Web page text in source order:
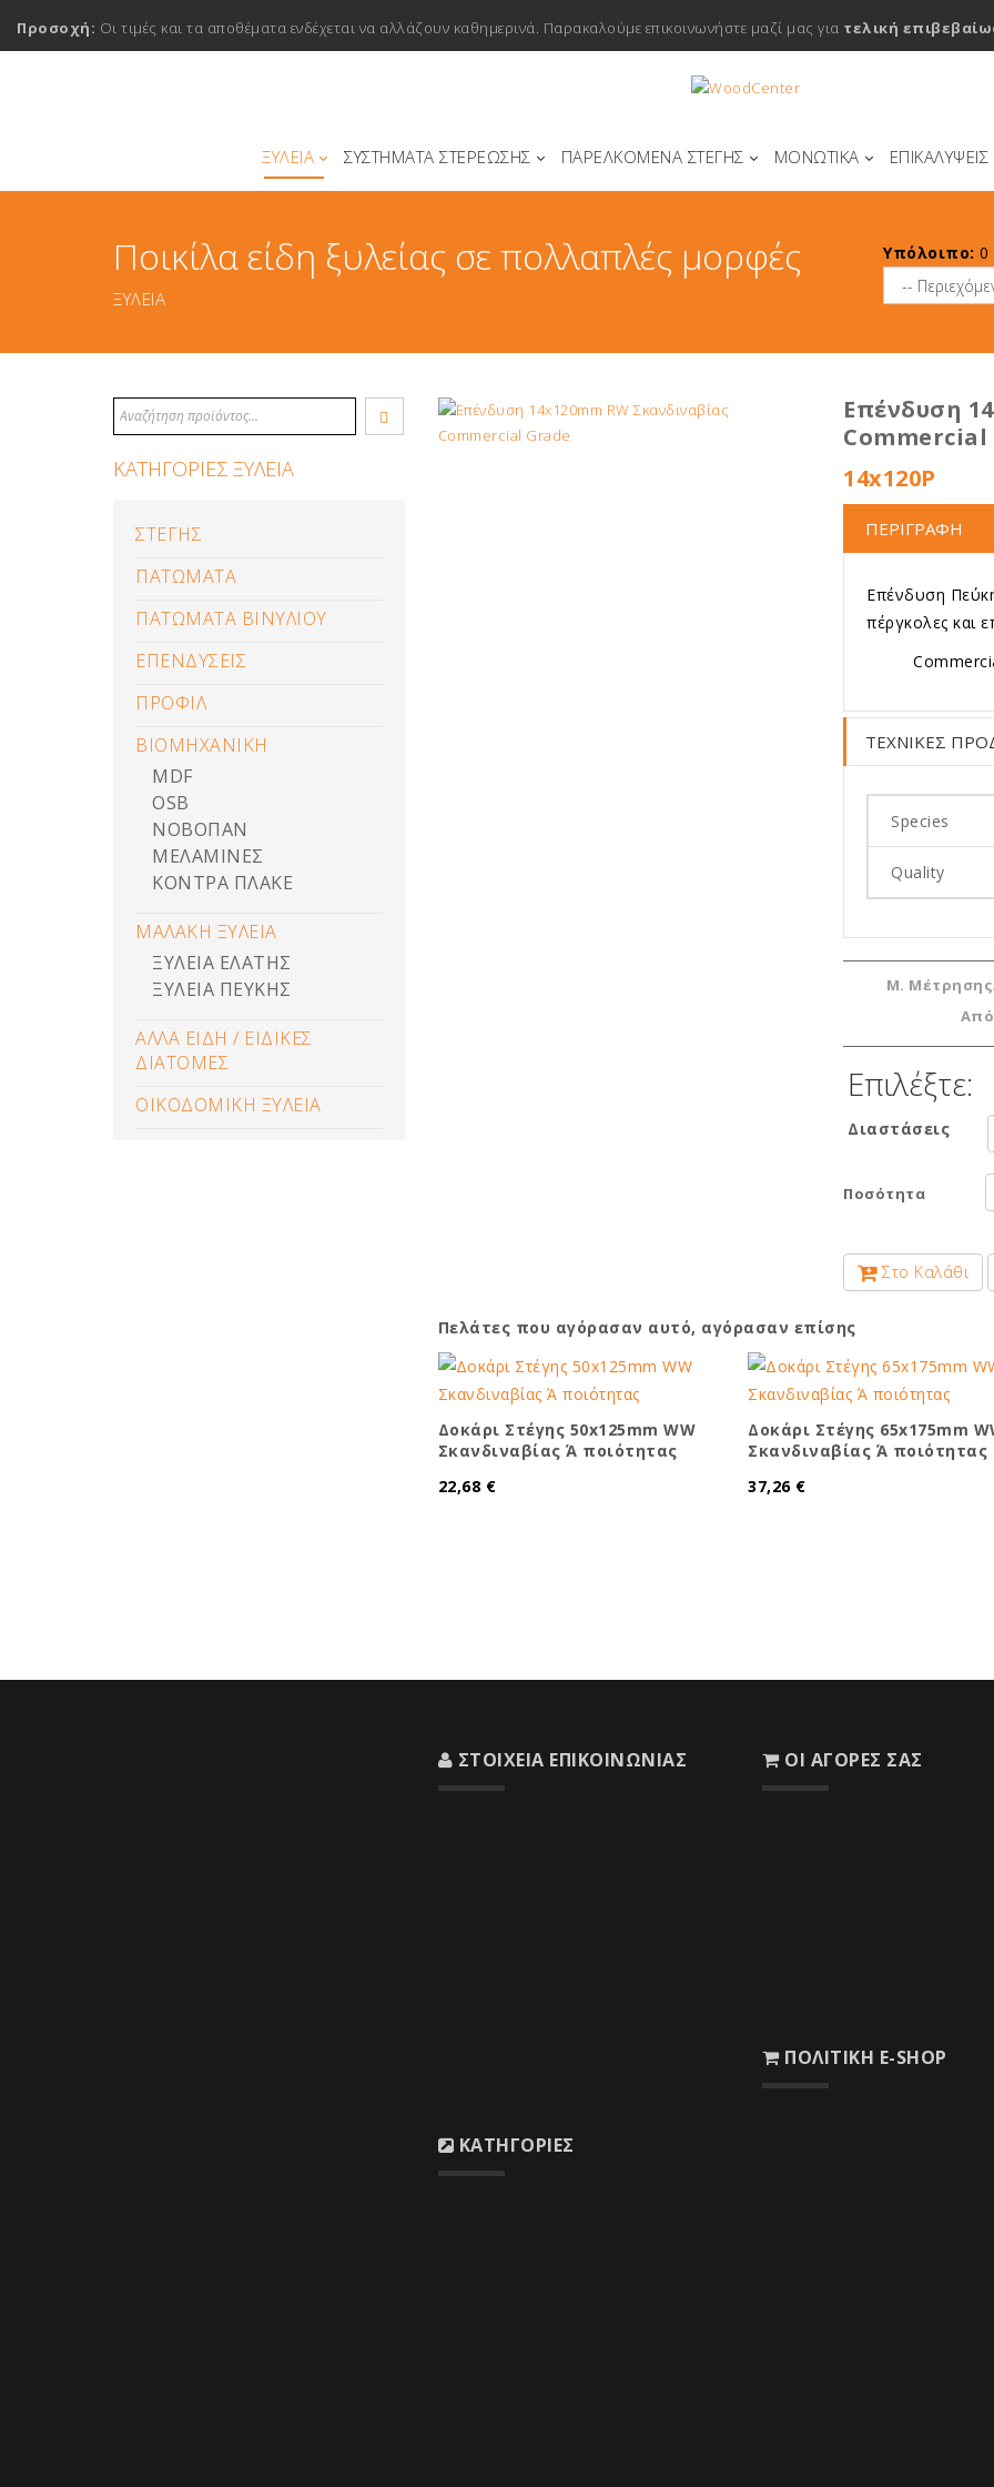
Προσοχή: Οι τιμές και τα αποθέματα ενδέχεται να αλλάζουν καθημερινά. Παρακαλούμε επικοινωνήστε μαζί μας για τελική
ΞΥΛΕΙΑ ΣΥΣΤΗΜΑΤΑ ΣΤΕΡΕΩΣΗΣ ΠΑΡΕΛΚΟΜΕΝΑ ΣΤΕΓΗΣ ΜΟΝΩΤΙΚΑ ΕΠΙΚΑΛΥΨΕΙΣ
Ποικίλα είδη ξυλείας σε πολλαπλές μορφές
ΞΥΛΕΙΑ
Υπόλοιπο: 0
ΚΑΤΗΓΟΡΙΕΣ ΞΥΛΕΙΑ
ΣΤΕΓΗΣ
ΠΑΤΩΜΑΤΑ
ΠΑΤΩΜΑΤΑ ΒΙΝΥΛΙΟΥ
ΕΠΕΝΔΥΣΕΙΣ
ΠΡΟΦΙΛ
ΒΙΟΜΗΧΑΝΙΚΗ
MDF
OSB
ΝΟΒΟΠΑΝ
ΜΕΛΑΜΙΝΕΣ
ΚΟΝΤΡΑ ΠΛΑΚΕ
ΜΑΛΑΚΗ ΞΥΛΕΙΑ
ΞΥΛΕΙΑ ΕΛΑΤΗΣ
ΞΥΛΕΙΑ ΠΕΥΚΗΣ
ΑΛΛΑ ΕΙΔΗ / ΕΙΔΙΚΕΣ
ΔΙΑΤΟΜΕΣ
ΟΙΚΟΔΟΜΙΚΗ ΞΥΛΕΙΑ
Επένδυση
Commercial
14x120P
ΠΕΡΙΓΡΑΦΗ
Επένδυση
πέργκολες και
ΤΕΧΝΙΚΕΣ
Species
Quality
Μ.
Επιλέξτε:
Διαστάσεις
Ποσότητα
Στο Καλάθι
Πελάτες που αγόρασαν αυτό, αγόρασαν επίσης
Δοκάρι Στέγης 50x125mm WW
Σκανδιναβίας Ά ποιότητας
22,68 €
Δοκάρι Στέγης 65x175mm
Σκανδιναβίας Ά ποιότητας
37,26 €
ΣΤΟΙΧΕΊΑ ΕΠΙΚΟΙΝΩΝΊΑΣ
ΚΑΤΗΓΟΡΊΕΣ
ΟΙ ΑΓΟΡΈΣ ΣΑΣ
ΠΟΛΙΤΙΚΉ E-SHOP